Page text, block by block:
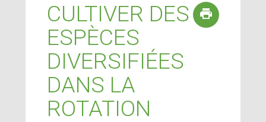
CULTIVER DES
ESPÈCES
DIVERSIFIÉES
DANS LA
ROTATION